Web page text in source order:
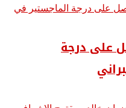
على درجة